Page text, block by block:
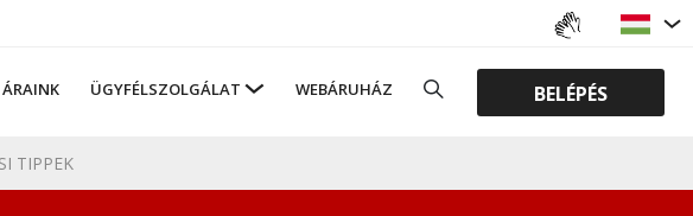
ÁRAINK ÜGYFÉLSZOLGÁLAT WEBÁRUHÁZ BELÉPÉS
TIPPEK